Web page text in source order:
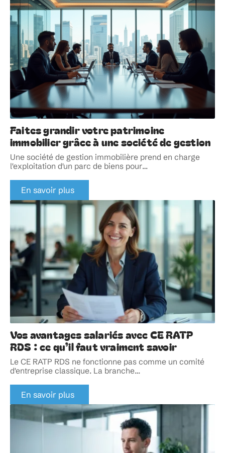
Faites grandir votre patrimoine
immobilier grâce à une société de gestion
Une société de gestion immobilière prend en charge
l'exploitation d'un parc de biens pour…
En savoir plus
Vos avantages salariés avec CE RATP
RDS : ce qu’il faut vraiment savoir
Le CE RATP RDS ne fonctionne pas comme un comité
d'entreprise classique. La branche…
En savoir plus